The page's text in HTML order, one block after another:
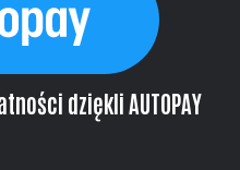
dziękli AUTOPAY